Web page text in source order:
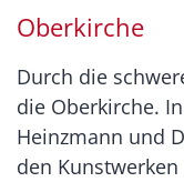
Oberkirche
Durch die
die Oberkirche.
Heinzmann und
den